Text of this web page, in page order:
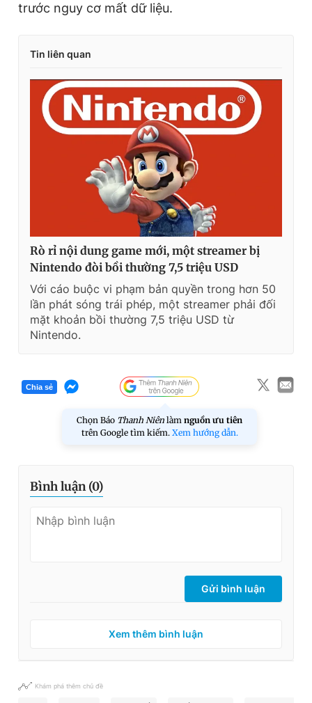
trước nguy cơ mất dữ liệu.
Tin liên quan
Rò rỉ nội dung game mới, một streamer bị
Nintendo đòi bồi thường 7,5 triệu USD
Với cáo buộc vi phạm bản quyền trong hơn 50
lần phát sóng trái phép, một streamer phải đối
mặt khoản bồi thường 7,5 triệu USD từ
Nintendo.
Chia sẻ
Chọn Báo Thanh Niên làm nguồn ưu tiên
trên Google tìm kiếm. Xem hướng dẫn.
Bình luận (0)
Gửi bình luận
Xem thêm bình luận
Khám phá thêm chủ đề